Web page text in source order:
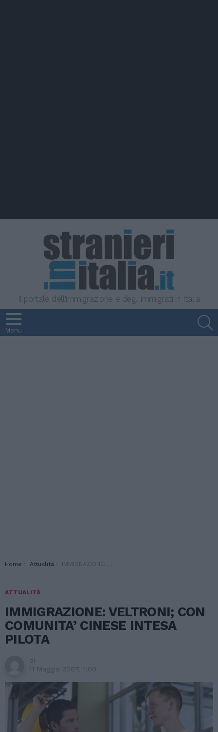
Il portale dell'immigrazione e degli immigrati in Italia
Menu
You are here:
Home Attualità IMMIGRAZIONE: VELTRONI; CON COMUNITA’ CINESE INTESA PILOTA
ATTUALITÀ
IMMIGRAZIONE: VELTRONI; CON
COMUNITA’ CINESE INTESA
PILOTA
di
11 Maggio 2007, 1:00